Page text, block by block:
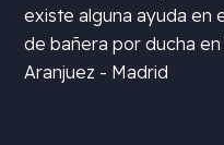
existe alguna ayuda en
de bañera por ducha
Aranjuez - Madrid